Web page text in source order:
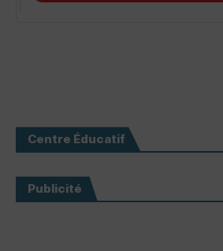
Centre Éducatif
Publicité